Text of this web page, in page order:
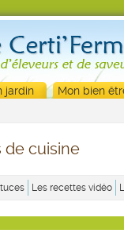
jardin Mon bien
de cuisine
Les recettes vidéo